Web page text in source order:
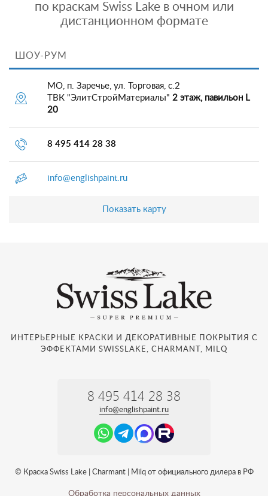
по краскам Swiss Lake в очном или
дистанционном формате
ШОУ-РУМ
МО, п. Заречье, ул. Торговая, с.2
ТВК "ЭлитСтройМатериалы" 2 этаж, павильон L
20
8 495 414 28 38
info@englishpaint.ru
Показать карту
ИНТЕРЬЕРНЫЕ КРАСКИ И ДЕКОРАТИВНЫЕ ПОКРЫТИЯ С
ЭФФЕКТАМИ SWISSLAKE, CHARMANT, MILQ
8 495 414 28 38
info@englishpaint.ru
© Краска Swiss Lake | Charmant | Milq от официального дилера в РФ
Обработка персональных данных